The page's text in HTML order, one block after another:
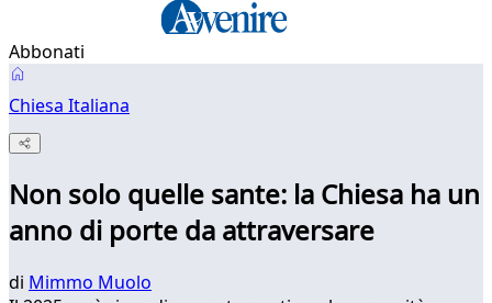
Abbonati
Chiesa Italiana
Non solo quelle sante: la Chiesa ha un
anno di porte da attraversare
di Mimmo Muolo